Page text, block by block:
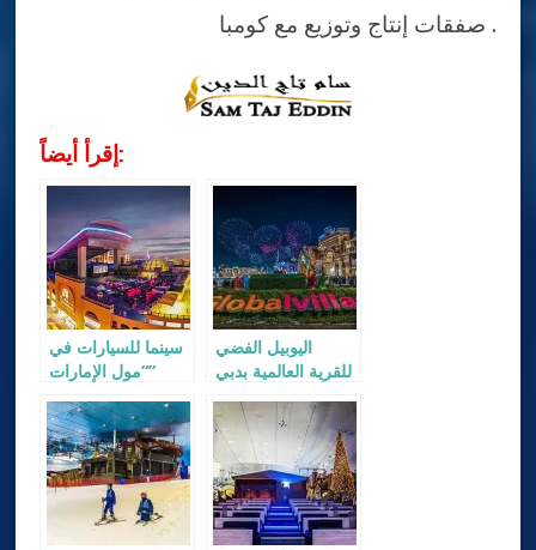
صفقات إنتاج وتوزيع مع كومبا .
إقرأ أيضاً:
سينما للسيارات في
“مول الإمارات”
اليوبيل الفضي
للقرية العالمية بدبي